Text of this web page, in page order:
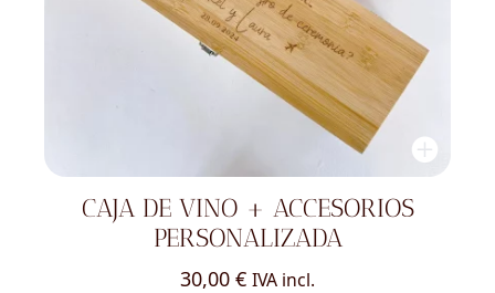
CAJA DE VINO + ACCESORIOS
PERSONALIZADA
30,00 € IVA incl.